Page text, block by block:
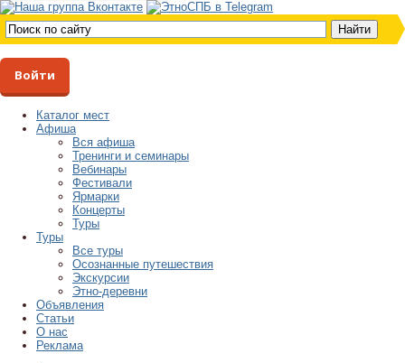
Войти
Каталог мест
Афиша
Вся афиша
Тренинги и семинары
Вебинары
Фестивали
Ярмарки
Концерты
Туры
Туры
Все туры
Осознанные путешествия
Экскурсии
Этно-деревни
Объявления
Статьи
О нас
Реклама